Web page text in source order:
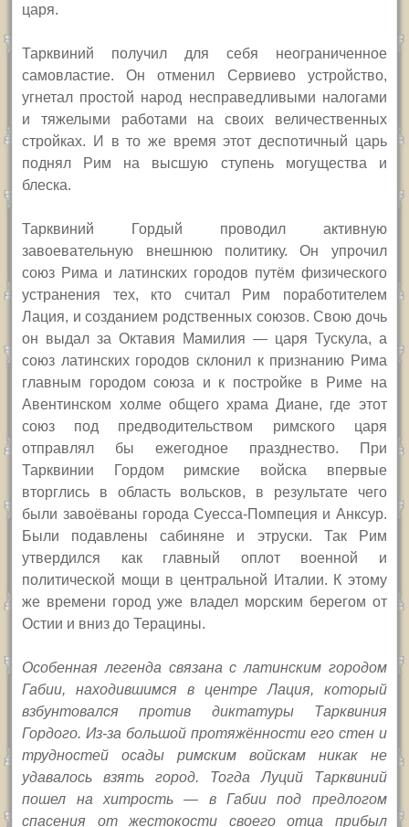
царя.
Тарквиний получил для себя неограниченное
самовластие. Он отменил Сервиево устройство,
угнетал простой народ несправедливыми налогами
и тяжелыми работами на своих величественных
стройках. И в то же время этот деспотичный царь
поднял Рим на высшую ступень могущества и
блеска.
Тарквиний Гордый проводил активную
завоевательную внешнюю политику. Он упрочил
союз Рима и латинских городов путём физического
устранения тех, кто считал Рим поработителем
Лация, и созданием родственных союзов. Свою дочь
он выдал за Октавия Мамилия — царя Тускула, а
союз латинских городов склонил к признанию Рима
главным городом союза и к постройке в Риме на
Авентинском холме общего храма Диане, где этот
союз под предводительством римского царя
отправлял бы ежегодное празднество. При
Тарквинии Гордом римские войска впервые
вторглись в область вольсков, в результате чего
были завоёваны города Суесса-Помпеция и Анксур.
Были подавлены сабиняне и этруски. Так Рим
утвердился как главный оплот военной и
политической мощи в центральной Италии. К этому
же времени город уже владел морским берегом от
Остии и вниз до Терацины.
Особенная легенда связана с латинским городом
Габии, находившимся в центре Лация, который
взбунтовался против диктатуры Тарквиния
Гордого. Из-за большой протяжённости его стен и
трудностей осады римским войскам никак не
удавалось взять город. Тогда Луций Тарквиний
пошел на хитрость — в Габии под предлогом
спасения от жестокости своего отца прибыл